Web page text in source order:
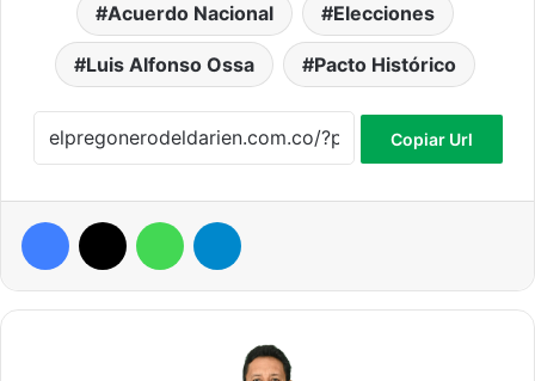
Acuerdo Nacional Elecciones
Luis Alfonso Ossa Pacto Histórico
Copiar Url
Facebook WhatsApp